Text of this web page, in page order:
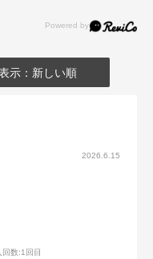
示：新しい順
2026.6.15
回数:1回目